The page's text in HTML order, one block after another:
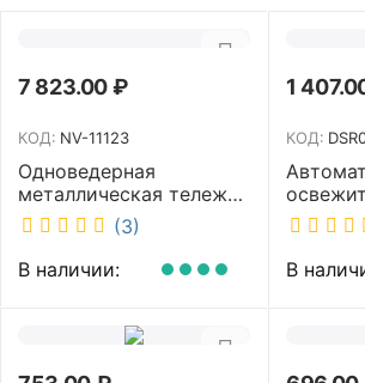
7 823.00₽
КОД: NV-11123
Одноведерная
металлическая тележка
с отжимом и корзинкой
под химию NV 23 л NV-
11123
(3)
В наличии:
1
КОД:
В